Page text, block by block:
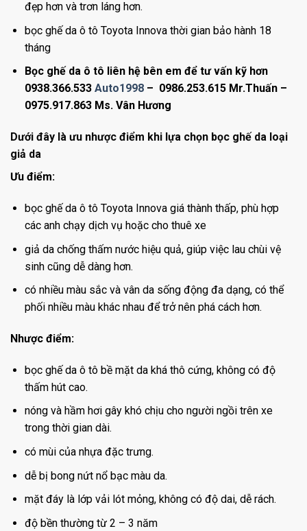
đẹp hơn và trơn láng hơn.
bọc ghế da ô tô Toyota Innova thời gian bảo hành 18
tháng
Bọc ghế da ô tô liên hệ bên em để tư vấn kỹ hơn
0938.366.533 Auto1998– 0986.253.615 Mr.Thuấn –
0975.917.863 Ms. Vân Hương
Dưới đây là ưu nhược điểm khi lựa chọn bọc ghế da loại
giả da
Ưu điểm:
bọc ghế da ô tô Toyota Innova giá thành thấp, phù hợp
các anh chạy dịch vụ hoặc cho thuê xe
giả da chống thấm nước hiệu quả, giúp việc lau chùi vệ
sinh cũng dễ dàng hơn.
có nhiều màu sắc và vân da sống động đa dạng, có thể
phối nhiều màu khác nhau để trở nên phá cách hơn.
Nhược điểm:
bọc ghế da ô tô bề mặt da khá thô cứng, không có độ
thấm hút cao.
nóng và hầm hơi gây khó chịu cho người ngồi trên xe
trong thời gian dài.
có mùi của nhựa đặc trưng.
dễ bị bong nứt nổ bạc màu da.
mặt đáy là lớp vải lót mỏng, không có độ dai, dễ rách.
độ bền thường từ 2 – 3 năm